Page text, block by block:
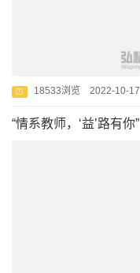
18533浏览 2022-10-17
“情系教师，‘益’路有你”